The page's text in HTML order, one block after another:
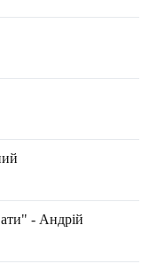
- Андрій